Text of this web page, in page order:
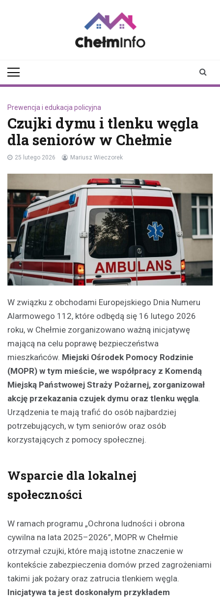
Prewencja i edukacja policyjna
Czujki dymu i tlenku węgla
dla seniorów w Chełmie
25 lutego 2026 Mariusz Wieczorek
W związku z obchodami Europejskiego Dnia Numeru
Alarmowego 112, które odbędą się 16 lutego 2026
roku, w Chełmie zorganizowano ważną inicjatywę
mającą na celu poprawę bezpieczeństwa
mieszkańców. Miejski Ośrodek Pomocy Rodzinie
(MOPR) w tym mieście, we współpracy z Komendą
Miejską Państwowej Straży Pożarnej, zorganizował
akcję przekazania czujek dymu oraz tlenku węgla.
Urządzenia te mają trafić do osób najbardziej
potrzebujących, w tym seniorów oraz osób
korzystających z pomocy społecznej.
Wsparcie dla lokalnej
społeczności
W ramach programu „Ochrona ludności i obrona
cywilna na lata 2025–2026”, MOPR w Chełmie
otrzymał czujki, które mają istotne znaczenie w
kontekście zabezpieczenia domów przed zagrożeniami
takimi jak pożary oraz zatrucia tlenkiem węgla.
Inicjatywa ta jest doskonałym przykładem